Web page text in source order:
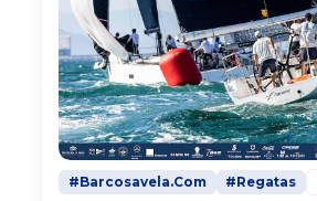
#Barcosavela.Com #Regatas